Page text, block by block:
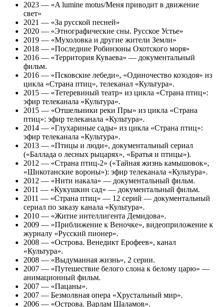
2023 — «A lumine motus/Меня приводит в движение
свет»
2021 — «За русской песней»
2020 — «Этнографические сны. Русское Устье»
2019 — «Мухоловка и другие жители Земли»
2018 — «Последние Робинзоны Охотского моря»
2016 — «Территория Куваева» — документальный
фильм.
2016 — «Псковские лебеди», «Одиночество козодоя» из
цикла «Страна птиц», телеканал «Культура».
2015 — «Тетеревиный театр» из цикла «Страна птиц»:
эфир телеканала «Культура».
2015 — «Отшельники реки Пры» из цикла «Страна
птиц»: эфир телеканала «Культура».
2014 — «Глухариные сады» из цикла «Страна птиц»:
эфир телеканала «Культура».
2013 — «Птицы и люди», документальный сериал
(«Баллада о лесных рыцарях», «Братья и птицы»).
2012 — «Страна птиц-2» («Тайная жизнь камышовок»,
«Шикотанские вороны»): эфир телеканала «Культура».
2012 — «Нити накала» — документальный фильм.
2011 — «Кукушкин сад» — документальный фильм.
2011 — «Страна птиц» — 12 серий — документальный
сериал по заказу канала «Культура».
2010 — «Житие интеллигента Демидова».
2009 — «Приближение к Веночке», видеоприложение к
журналу «Русский пионер».
2008 — «Острова. Венедикт Ерофеев», канал
«Культура».
2008 — «Выдуманная жизнь», 2 серии.
2007 — «Путешествие белого слона к белому царю» —
анимационный фильм.
2007 — «Пацаны».
2007 — Безмолвная опера «Хрустальный мир».
2006 — «Острова. Варлам Шаламов».